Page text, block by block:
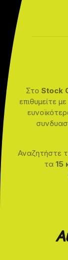
Στο Stock
επιθυμείτε
Αναζητήστε
τα 15